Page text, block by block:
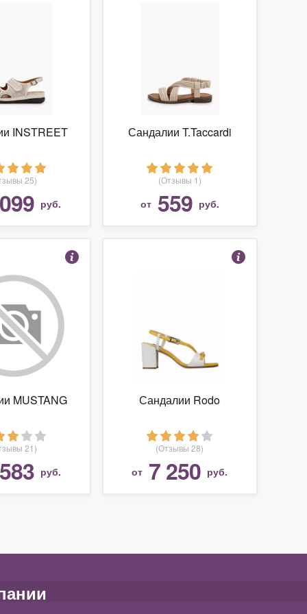
INSTREET
25)
руб.
Сандалии T.Taccardi
(Отзывы 1)
от 559 руб.
MUSTANG
21)
руб.
Сандалии Rodo
(Отзывы 28)
от 7 250 руб.